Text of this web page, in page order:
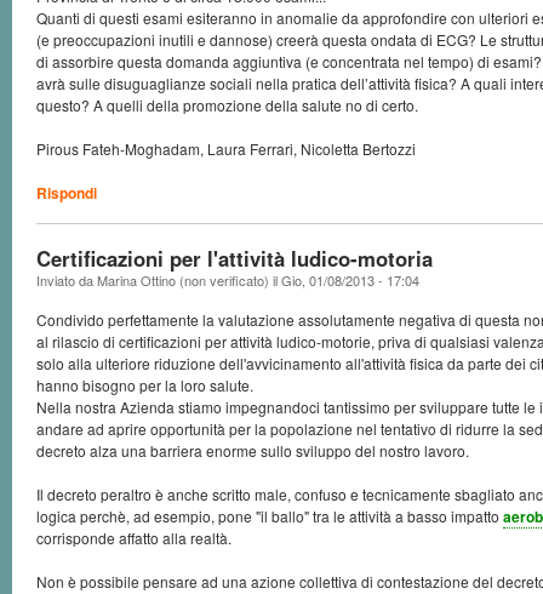
Quanti di questi esami esiteranno in anomalie da approfondire con ulteriori
(e preoccupazioni inutili e dannose) creerà questa ondata di ECG? Le
di assorbire questa domanda aggiuntiva (e concentrata nel tempo) di
avrà sulle disuguaglianze sociali nella pratica dell’attività fisica? A quali
questo? A quelli della promozione della salute no di certo.
Pirous Fateh-Moghadam, Laura Ferrari, Nicoletta Bertozzi
Rispondi
Certificazioni per l'attività ludico-motoria
Inviato daMarina Ottino (non verificato) ilGio, 01/08/2013 - 17:04
Condivido perfettamente la valutazione assolutamente negativa di questa
al rilascio di certificazioni per attività ludico-motorie, priva di qualsiasi
solo alla ulteriore riduzione dell'avvicinamento all'attività fisica da parte dei
hanno bisogno per la loro salute.
Nella nostra Azienda stiamo impegnandoci tantissimo per sviluppare tutte
andare ad aprire opportunità per la popolazione nel tentativo di ridurre la
decreto alza una barriera enorme sullo sviluppo del nostro lavoro.
Il decreto peraltro è anche scritto male, confuso e tecnicamente sbagliato
logica perchè, ad esempio, pone "il ballo" tra le attività a basso impatto
corrisponde affatto alla realtà.
Non è possibile pensare ad una azione collettiva di contestazione del